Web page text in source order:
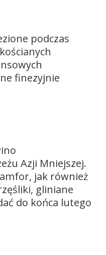
podczas
finezyjnie
Azji Mniejszej.
jak również
gliniane
do końca lutego